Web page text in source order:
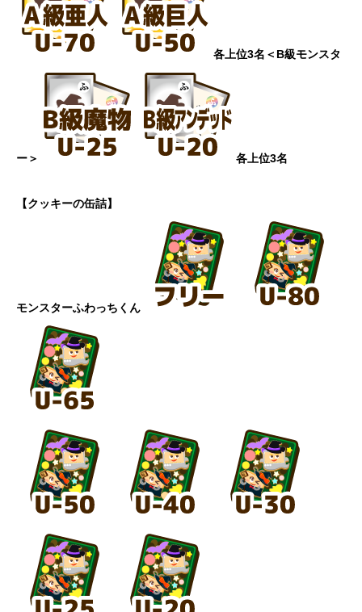
各上位3名 ＜B級モンスタ
ー＞ 各上位3名
【クッキーの缶詰】
モンスターふわっちくん